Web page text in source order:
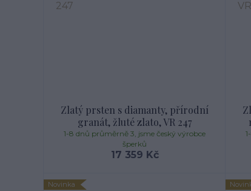
Zlatý prsten s diamanty, přírodní
granát, žluté zlato, VR 247
17 359 Kč
1-8 dnů průměrně 3, jsme český výrobce
šperků
Novinka